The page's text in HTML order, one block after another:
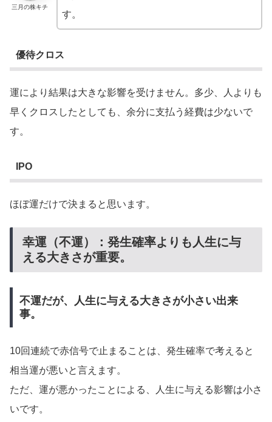
三月の株キチ
す。
優待クロス
運により結果は大きな影響を受けません。多少、人よりも
早くクロスしたとしても、余分に支払う経費は少ないで
す。
IPO
ほぼ運だけで決まると思います。
幸運（不運）：発生確率よりも人生に与
える大きさが重要。
不運だが、人生に与える大きさが小さい出来
事。
10回連続で赤信号で止まることは、発生確率で考えると
相当運が悪いと言えます。
ただ、運が悪かったことによる、人生に与える影響は小さ
いです。